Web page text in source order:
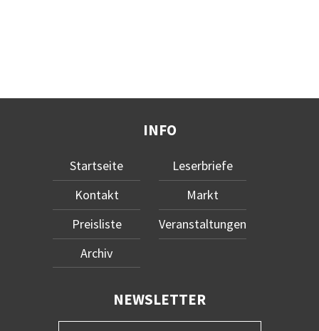
INFO
Startseite
Kontakt
Preisliste
Archiv
Leserbriefe
Markt
Veranstaltungen
NEWSLETTER